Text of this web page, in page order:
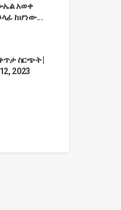
አወቀ
ከሆነው...
ስርጭት |
2023